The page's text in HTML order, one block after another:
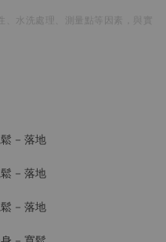
、水洗處理、測量點等因素，
－落地
－落地
－落地